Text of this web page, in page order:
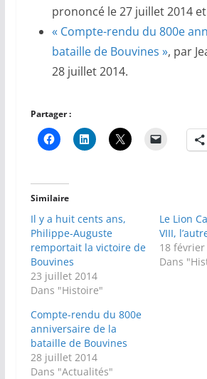
prononcé le 27 juillet 2014
« Compte-rendu du 800e
bataille de Bouvines », par
28 juillet 2014.
Partager :
Similaire
Il y a huit cents ans,
Philippe-Auguste
remportait la victoire de
Bouvines
23 juillet 2014
Dans "Histoire"
Le Lion
VIII,
18 février
Dans
Compte-rendu du 800e
anniversaire de la
bataille de Bouvines
28 juillet 2014
Dans "Actualités"